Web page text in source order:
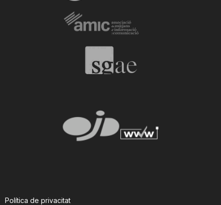
Política de privacitat